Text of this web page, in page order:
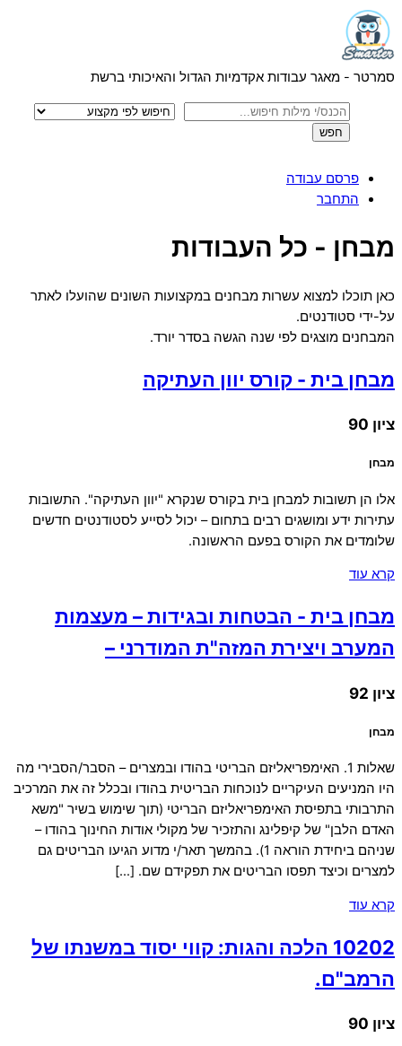
Skip
to
content
Menu
סמרטר - מאגר עבודות אקדמיות הגדול והאיכותי ברשת
פרסם עבודה
התחבר
Menu
מבחן - כל העבודות
כאן תוכלו למצוא עשרות מבחנים במקצועות השונים שהועלו לאתר
על-ידי סטודנטים.
המבחנים מוצגים לפי שנה הגשה בסדר יורד.
מבחן בית - קורס יוון העתיקה
ציון 90
מבחן
אלו הן תשובות למבחן בית בקורס שנקרא "יוון העתיקה". התשובות
עתירות ידע ומושגים רבים בתחום – יכול לסייע לסטודנטים חדשים
שלומדים את הקורס בפעם הראשונה.
קרא עוד
מבחן בית - הבטחות ובגידות – מעצמות
המערב ויצירת המזה"ת המודרני –
ציון 92
מבחן
שאלות 1. האימפריאליזם הבריטי בהודו ובמצרים – הסבר/הסבירי מה
היו המניעים העיקריים לנוכחות הבריטית בהודו ובכלל זה את המרכיב
התרבותי בתפיסת האימפריאליזם הבריטי (תוך שימוש בשיר "משא
האדם הלבן" של קיפלינג והתזכיר של מקולי אודות החינוך בהודו –
שניהם ביחידת הוראה 1). בהמשך תאר/י מדוע הגיעו הבריטים גם
למצרים וכיצד תפסו הבריטים את תפקידם שם. […]
קרא עוד
10202 הלכה והגות: קווי יסוד במשנתו של
הרמב"ם.
ציון 90